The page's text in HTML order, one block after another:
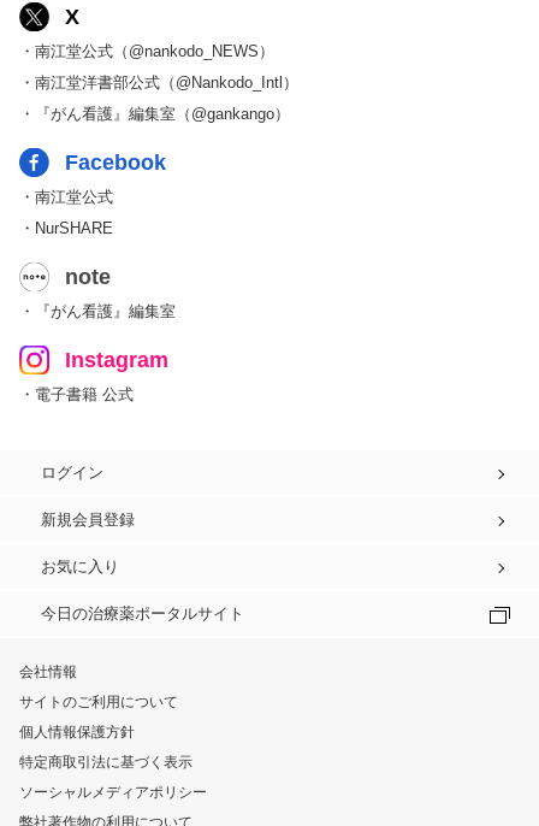
X
・南江堂公式（@nankodo_NEWS）
・南江堂洋書部公式（@Nankodo_Intl）
・『がん看護』編集室（@gankango）
Facebook
・南江堂公式
・NurSHARE
note
・『がん看護』編集室
Instagram
・電子書籍 公式
ログイン
新規会員登録
お気に入り
今日の治療薬ポータルサイト
会社情報
サイトのご利用について
個人情報保護方針
特定商取引法に基づく表示
ソーシャルメディアポリシー
弊社著作物の利用について